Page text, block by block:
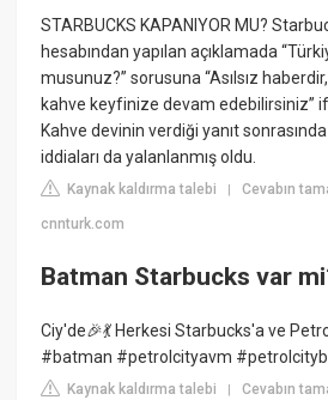
STARBUCKS KAPANIYOR MU?
hesabından yapılan açıklamada
musunuz?” sorusuna “Asılsız
kahve keyfinize devam edebilirsiniz”
Kahve devinin verdiği yanıt
iddiaları da yalanlanmış oldu.
Kaynak kaldırma talebi |Cevabın
cnnturk.com
Batman Starbucks var
Ciy'de🎉💃 Herkesi Starbucks'a ve
#batman #petrolcityavm
Kaynak kaldırma talebi |Cevabın